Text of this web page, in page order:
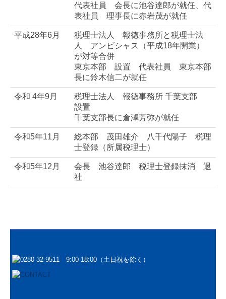
代表社員 会長に池谷達郎が就任、代
表社員 理事長に赤岩茂が就任
平成28年6月
税理士法人 報徳事務所と税理士法
人 アンビシャス（平成18年開業）
が対等合併
東京本部 設置 代表社員 東京本部
長に鈴木信二が就任
令和 4年9月
税理士法人 報徳事務所 千葉支部
設置
千葉支部長に倉澤芳弥が就任
令和5年11月
総本部 茂田雄介 八千代陽子 税理
士登録（所属税理士）
令和5年12月
会長 池谷達郎 税理士登録抹消 退
社